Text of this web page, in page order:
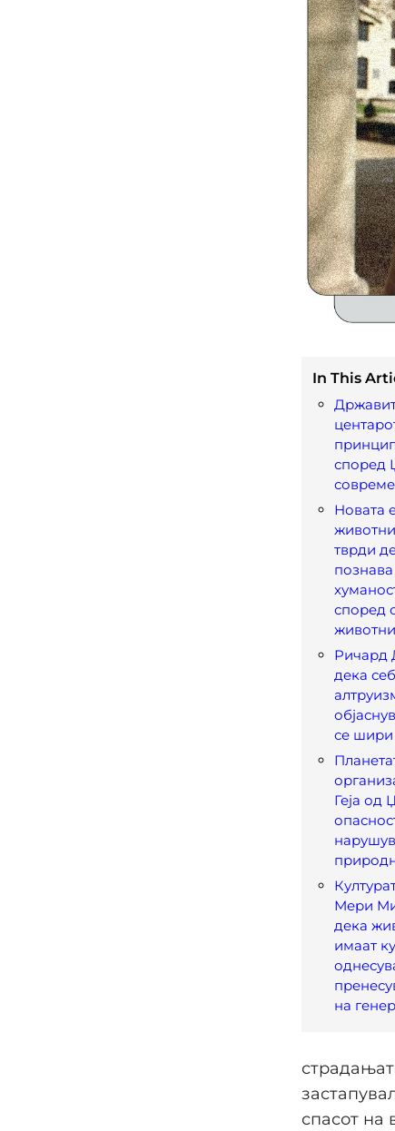
In This
според
Новата
тврди
според
Ричард
дека
се шири
Геја од
Мери
дека
имаат
на
спасот на